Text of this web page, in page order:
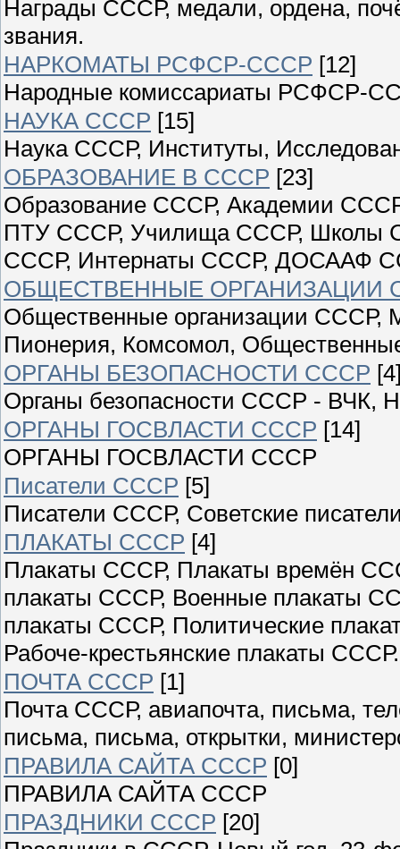
Награды СССР, медали, ордена,
звания.
НАРКОМАТЫ РСФСР-СССР [12]
Народные комиссариаты РСФСР-
НАУКА СССР [15]
Наука СССР, Институты,
ОБРАЗОВАНИЕ В СССР [23]
Образование СССР, Академии
ПТУ СССР, Училища СССР, Школы
СССР, Интернаты СССР, ДОСААФ
ОБЩЕСТВЕННЫЕ ОРГАНИЗАЦИИ
Общественные организации СССР,
Пионерия, Комсомол,
ОРГАНЫ БЕЗОПАСНОСТИ СССР
Органы безопасности СССР -
ОРГАНЫ ГОСВЛАСТИ СССР [14]
ОРГАНЫ ГОСВЛАСТИ СССР
Писатели СССР [5]
Писатели СССР, Советские
ПЛАКАТЫ СССР [4]
Плакаты СССР, Плакаты времён
плакаты СССР, Военные плакаты
плакаты СССР, Политические
Рабоче-крестьянские плакаты СССР.
ПОЧТА СССР [1]
Почта СССР, авиапочта, письма,
письма, письма, открытки,
ПРАВИЛА САЙТА СССР [0]
ПРАВИЛА САЙТА СССР
ПРАЗДНИКИ СССР [20]